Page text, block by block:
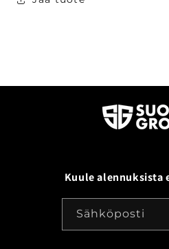
Kuule alennuksista
Sähköposti